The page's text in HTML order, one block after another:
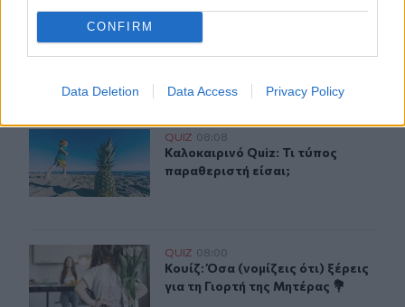
CONFIRM
Data Deletion Data Access Privacy Policy
Quiz Κρήτη + καλοκαίρι: Εσύ πόσο μέσα είσαι; 🍷
Quiz Κρήτη + καλοκαίρι: Εσύ πόσο
πόσο μέσα είσαι; 🍷
Καλοκαιρινό Quiz: Τι τύπος παραθεριστή είσαι;
QUIZ 08:08
Καλοκαιρινό Quiz: Τι τύπος
Καλοκαιρινό Quiz: Τι τύπος
παραθεριστή είσαι;
Κουίζ: Όσα (νομίζεις ότι) ξέρεις για τη Γιορτή της
QUIZ 08:00
Κουίζ: Όσα (νομίζεις ότι) ξέρεις
Κουίζ: Όσα (νομίζεις ότι) ξέρεις
για τη Γιορτή της Μητέρας 💐